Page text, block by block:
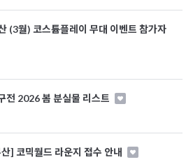
(3월) 코스튬플레이 무대 이벤트 참가자
전 2026 봄 분실물 리스트
] 코믹월드 라운지 접수 안내